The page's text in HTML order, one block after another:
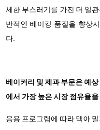
세한 부스러기를 가진 더 일
반적인 베이킹 품질을 향상
다.
베이커리 및 제과 부문은 예
에서 가장 높은 시장 점유율
응용 프로그램에 따라 맥아